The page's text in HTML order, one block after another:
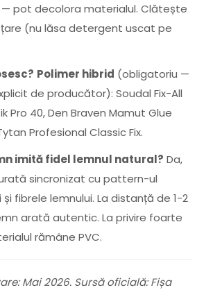
pot decolora materialul. Clătește
(nu lăsa detergent uscat pe
Polimer hibrid (obligatoriu —
de producător): Soudal Fix-All
Pro 40, Den Braven Mamut Glue
Profesional Classic Fix.
imită fidel lemnul natural? Da,
sincronizat cu pattern-ul
fibrele lemnului. La distanță de 1-2
arată autentic. La privire foarte
rămâne PVC.
Mai 2026. Sursă oficială: Fișa